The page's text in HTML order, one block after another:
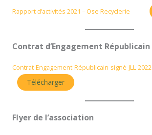
Rapport d’activités 2021 – Ose Recyclerie
Contrat d’Engagement Républicain
Contrat-Engagement-Républicain-signé-JLL-2022
Télécharger
Flyer de l’association